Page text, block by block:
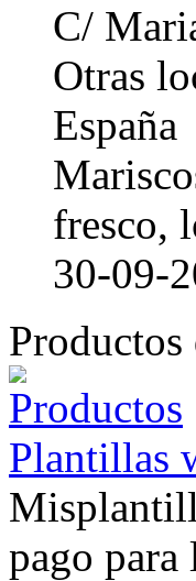
C/
Otras
España
fresco,
30-09-
Productos
Plantillas
pago para